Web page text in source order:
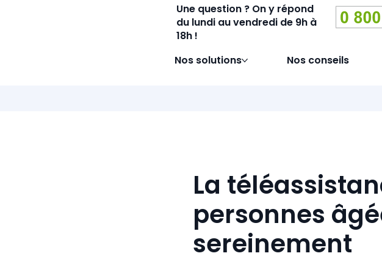
Une question ? On y répond
du lundi au vendredi de 9h à
18h !
Nos solutions Nos conseils
La
personnes
sereinement